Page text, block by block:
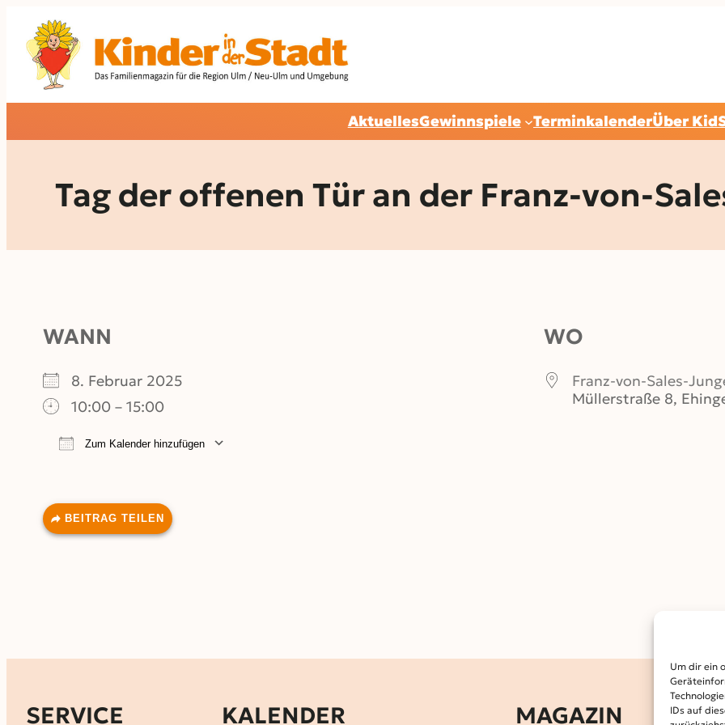
Um dir ein
IDs auf
Inhalt
springen
AktuellesGewinnspiele TerminkalenderÜber
Tag der offenen Tür an der Franz-von-
WANN
8. Februar 2025
10:00 – 15:00
Zum Kalender hinzufügen
WO
Franz-von-Sales-
Müllerstraße 8,
BEITRAG TEILEN
SERVICE KALENDER MAGAZIN